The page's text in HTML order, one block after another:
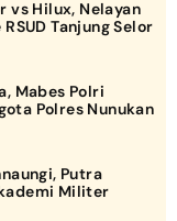
vs Hilux, Nelayan
Tanjung Selor
Mabes Polri
Polres Nunukan
Putra
Militer